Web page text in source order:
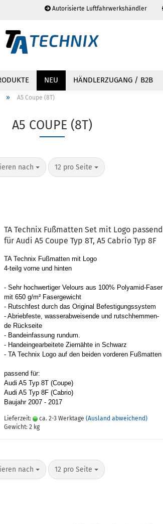
Autorisierte Luftfahrwerkshändler
Sprache auswählen
Passwort vergessen?
NEU HÄNDLERZUGANG / B2B
» A5 Coupe (8T)
A5 COUPE (8T)
nach 12 pro Seite
TA Tech­nix Fuß­mat­ten Set mit Logo pas­send
für Audi A5 Coupe Typ 8T, A5 Ca­brio Typ 8F
TA Tech­nix Fuß­mat­ten mit Logo
4-​teilg vorne und hin­ten
- Sehr hoch­wer­ti­ger Ve­lours aus 100% Polyamid-​Faser
mit 650 g/m² Fa­ser­ge­wicht
- Rutsch­fest durch das Ori­gi­nal Be­fes­ti­gungs­sys­tem
- Ab­rieb­fes­te, was­ser­ab­wei­sen­de und rutsch­hem­men­
de Rück­sei­te
- Band­e­in­fas­sung rund­um.
- Hand­ein­ge­ar­bei­te­te Zier­näh­te in Schwarz
- TA Tech­nix Logo auf den bei­den vor­de­ren Fuß­mat­ten
pas­send für:
Audi A5 Typ 8T (Coupe)
Audi A5 Typ 8F (Ca­brio)
Bau­jahr 2007 - 2017
Lieferzeit: ca. 2-3 Werktage (Ausland abweichend)
Gewicht: 2kg
nach 12 pro Seite